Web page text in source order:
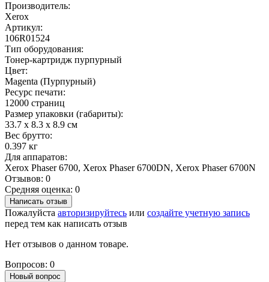
Производитель:
Xerox
Артикул:
106R01524
Тип оборудования:
Тонер-картридж пурпурный
Цвет:
Magenta (Пурпурный)
Ресурс печати:
12000 страниц
Размер упаковки (габариты):
33.7 x 8.3 x 8.9 см
Вес брутто:
0.397 кг
Для аппаратов:
Xerox Phaser 6700, Xerox Phaser 6700DN, Xerox Phaser 6700N
Отзывов: 0
Средняя оценка: 0
Написать отзыв
Пожалуйста авторизируйтесь или создайте учетную запись
перед тем как написать отзыв
Нет отзывов о данном товаре.
Вопросов: 0
Новый вопрос